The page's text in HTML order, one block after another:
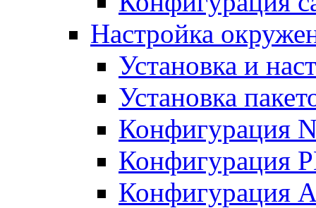
Настройка
Установка и
Установка
Конфигурация
Конфигурация
Конфигурация